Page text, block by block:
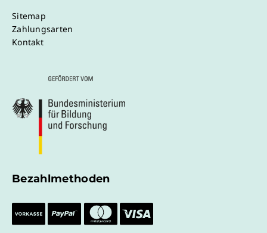
Sitemap
Zahlungsarten
Kontakt
Bezahlmethoden